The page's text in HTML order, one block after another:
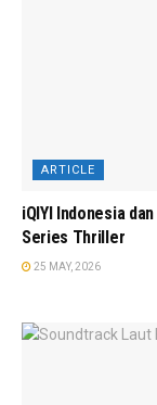
ARTICLE
iQIYI Indonesia
Series Thriller
25 MAY, 2026